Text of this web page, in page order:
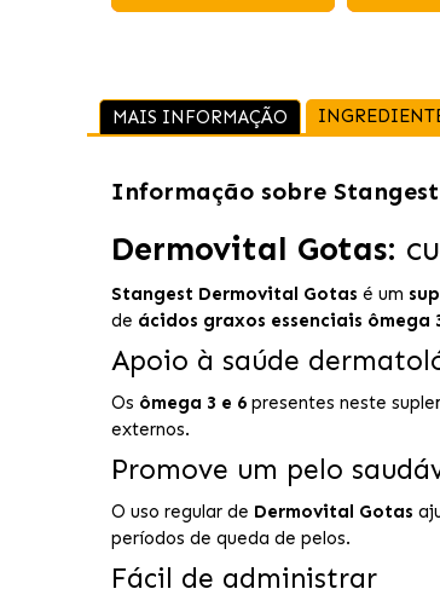
MAIS INFORMAÇÃO
Informação sobre
Dermovital Gotas:
Stangest Dermovital Gotas é um
de ácidos graxos essenciais ômega
Apoio à saúde
Os ômega 3 e 6presentes neste
externos.
Promove um pelo
O uso regular de Dermovital Gotas
períodos de queda de pelos.
Fácil de administrar